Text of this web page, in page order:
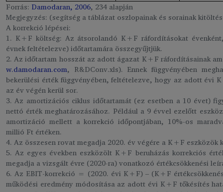
Forrás: Damodaran, 2006, 234 alapján
Megjegyzés: (segítség a táblázat oszlopainak és sorainak
A korrekció lépései:
1. K+F költség: Az átsorolandó K+F ráfordításokat
évnek feltételezve) időtartamára összegyűjtjük.
2. Az időtartam hosszát az adott ágazat K+F ráfordításainak
w.damodaran.com, R&DConv.xls). Ennek függvényében
bekerülési érték függvényében, feltételezve, hogy az adott évi
az év végén kerül sor.
3. Az amortizációs ciklus időtartamát (ez esetben a 10 évet)
nettó érték meghatározásához. Például a 9 évvel ezelőtt
amortizáció mellett a korrekció időpontjában, 10%-os
millió Ft értéken.
4. Az összesen rovat megadja 2020. év végére a K+F eszközök
5. Az egyes években eszközölt K+F beruházás korrekciós
megadja a vizsgált évre (2020-ra) vonatkozó értékcsökkenési
6. Az EBIT-korrekció = (2020. évi K+F) – (K+F
működési eredmény módosítása az adott évi K+F tőkésítés